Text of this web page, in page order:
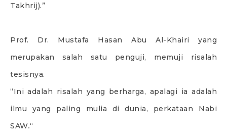
Takhrij).”
Prof. Dr. Mustafa Hasan Abu Al-Khairi yang
merupakan salah satu penguji, memuji risalah
tesisnya.
“Ini adalah risalah yang berharga, apalagi ia adalah
ilmu yang paling mulia di dunia, perkataan Nabi
SAW.“